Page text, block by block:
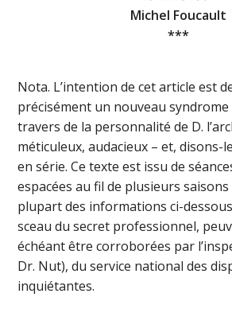
Michel Foucault
***
Nota. L’intention de cet article est
précisément un nouveau
travers de la personnalité de D.
méticuleux, audacieux – et, disons-
en série. Ce texte est issu de
espacées au fil de plusieurs
plupart des informations ci-
sceau du secret professionnel,
échéant être corroborées par
Dr. Nut), du service national des
inquiétantes.